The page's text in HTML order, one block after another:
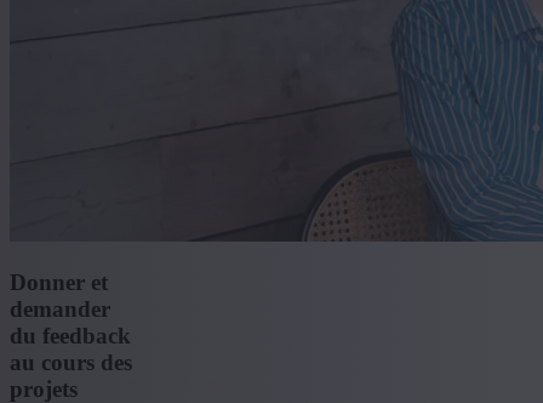
Donner et
demander
du feedback
au cours des
projets